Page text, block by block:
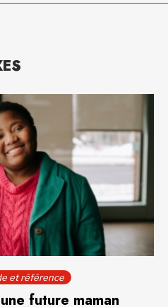
et référence
future maman